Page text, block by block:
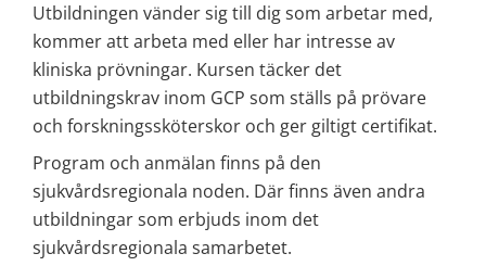
Utbildningen vänder sig till dig som arbetar med,
kommer att arbeta med eller har intresse av
kliniska prövningar. Kursen täcker det
utbildningskrav inom GCP som ställs på prövare
och forskningssköterskor och ger giltigt certifikat.
Program och anmälan finns på den
sjukvårdsregionala noden. Där finns även andra
utbildningar som erbjuds inom det
sjukvårdsregionala samarbetet.